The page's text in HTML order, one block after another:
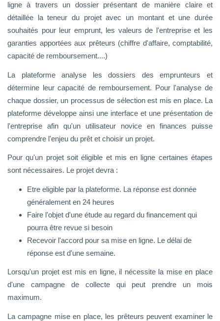
ligne à travers un dossier présentant de manière claire et
détaillée la teneur du projet avec un montant et une durée
souhaités pour leur emprunt, les valeurs de l'entreprise et les
garanties apportées aux prêteurs (chiffre d'affaire, comptabilité,
capacité de remboursement....)
La plateforme analyse les dossiers des emprunteurs et
détermine leur capacité de remboursement. Pour l'analyse de
chaque dossier, un processus de sélection est mis en place. La
plateforme développe ainsi une interface et une présentation de
l'entreprise afin qu'un utilisateur novice en finances puisse
comprendre l'enjeu du prêt et choisir un projet.
Pour qu'un projet soit éligible et mis en ligne certaines étapes
sont nécessaires. Le projet devra :
Etre eligible par la plateforme. La réponse est donnée
généralement en 24 heures
Faire l'objet d'une étude au regard du financement qui
pourra être revue si besoin
Recevoir l'accord pour sa mise en ligne. Le délai de
réponse est d'une semaine.
Lorsqu'un projet est mis en ligne, il nécessite la mise en place
d'une campagne de collecte qui peut prendre un mois
maximum.
La campagne mise en place, les prêteurs peuvent examiner le